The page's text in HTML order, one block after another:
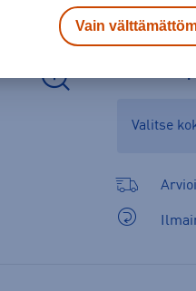
Tarkista
Valitse
Vain